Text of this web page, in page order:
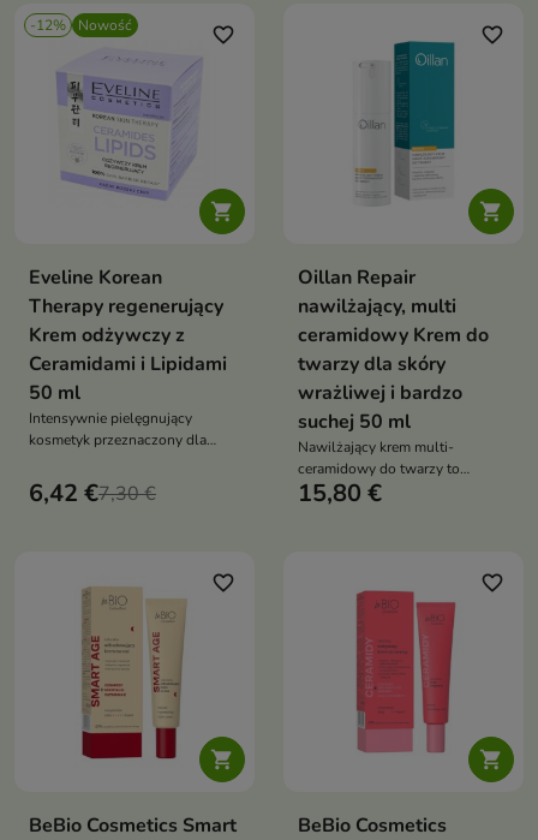
-12% Nowość

favorite_border
Eveline Korean
Therapy regenerujący
Krem odżywczy z
Ceramidami i Lipidami
50 ml
Intensywnie pielęgnujący
kosmetyk przeznaczony dla
ukojenia i wzmocnienia
6,42 €7,30 €

favorite_border
Oillan Repair
nawilżający, multi
ceramidowy Krem do
twarzy dla skóry
wrażliwej i bardzo
suchej 50 ml
Nawilżający krem multi-
ceramidowy do twarzy to
nowoczesny żel-krem
15,80 €

favorite_border
BeBio Cosmetics Smart

favorite_border
BeBio Cosmetics